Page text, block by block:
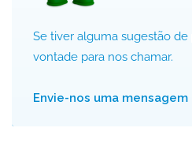
Se tiver alguma sugestão de
vontade para nos chamar.
Envie-nos uma mensagem